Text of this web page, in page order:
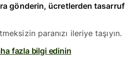
gönderin, ücretlerden tasarruf
paranızı ileriye taşıyın.
fazla bilgi edinin